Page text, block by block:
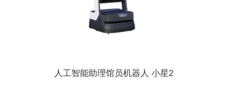
人工智能助理馆员机器人 小星2